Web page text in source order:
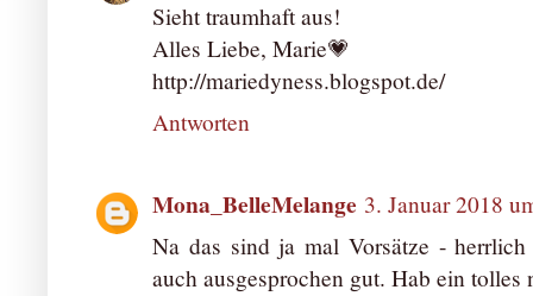
Sieht traumhaft aus!
Alles Liebe, Marie💗
http://mariedyness.blogspot.de/
Antworten
Mona_BelleMelange 3. Januar 2018
Na das sind ja mal Vorsätze -
auch ausgesprochen gut. Hab ein tolles